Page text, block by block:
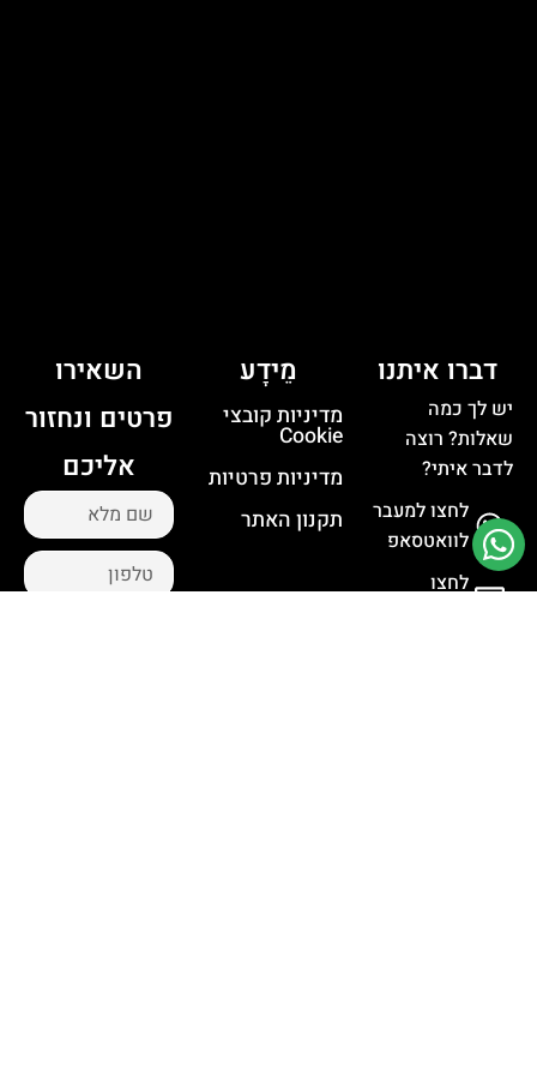
השאירו
פרטים ונחזור
אליכם
מֵידָע
מדיניות קובצי
Cookie
מדיניות פרטיות
תקנון האתר
דברו איתנו
יש לך כמה
שאלות? רוצה
לדבר איתי?
לחצו למעבר
לוואטסאפ
לחצו